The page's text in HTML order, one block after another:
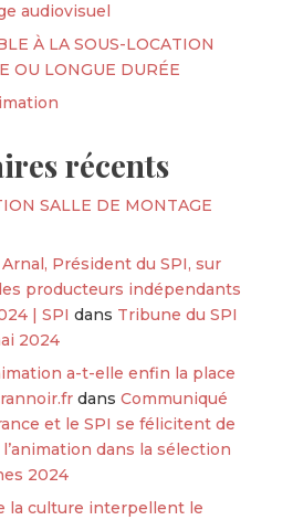
audiovisuel
À LA SOUS-LOCATION
OU LONGUE DURÉE
récents
SALLE DE MONTAGE
Président du SPI, sur
producteurs indépendants
| SPI dans Tribune du SPI
2024
a-t-elle enfin la place
dans Communiqué
et le SPI se félicitent de
l’animation dans la sélection
2024
la culture interpellent le